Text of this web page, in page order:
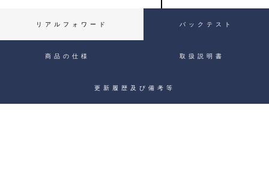
リアルフォワード バックテスト
商品の仕様 取扱説明書
更新履歴及び備考等